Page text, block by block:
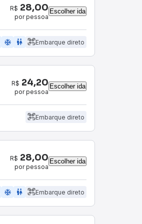
R$ 28,00
por pessoa
Escolher ida
ac_unit WC Embarque direto
R$ 24,20
por pessoa
Escolher ida
Embarque direto
R$ 28,00
por pessoa
Escolher ida
ac_unit WC Embarque direto